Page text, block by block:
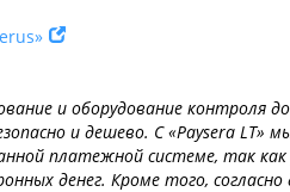
и оборудование контроля
и дешево. С «Paysera LT»
платежной системе, так
денег. Кроме того,